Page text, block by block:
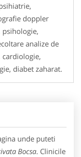
doppler
psihologie,
analize de
diabet zaharat.
unde puteti
Bocsa. Clinicile